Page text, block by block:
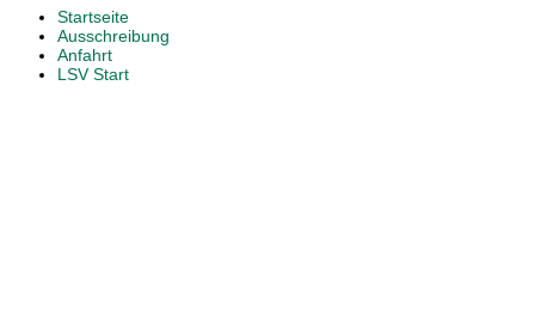
Startseite
Ausschreibung
Anfahrt
LSV Start